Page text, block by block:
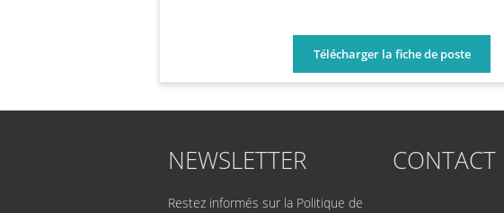
Télécharger la fiche de poste
NEWSLETTER
Restez informés sur la Politique de
CONTACT